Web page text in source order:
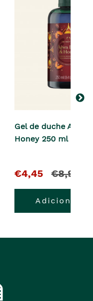
Gel de duche Ajwa
Honey 250 ml
O
pre�o
atual
€4,45
e
o
pre�o
era
€8,90
Adicionar